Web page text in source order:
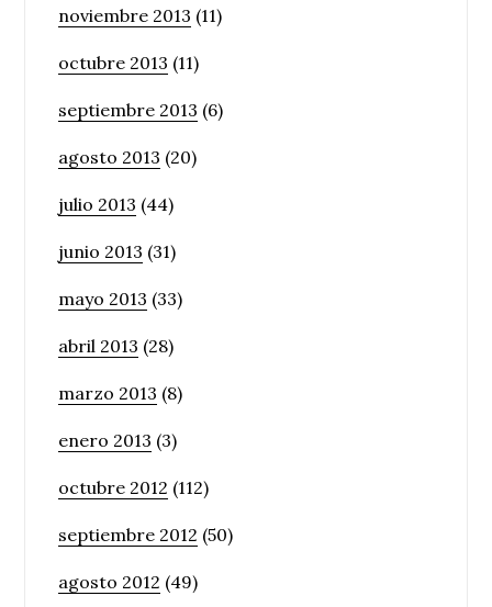
noviembre 2013 (11)
octubre 2013 (11)
septiembre 2013 (6)
agosto 2013 (20)
julio 2013 (44)
junio 2013 (31)
mayo 2013 (33)
abril 2013 (28)
marzo 2013 (8)
enero 2013 (3)
octubre 2012 (112)
septiembre 2012 (50)
agosto 2012 (49)